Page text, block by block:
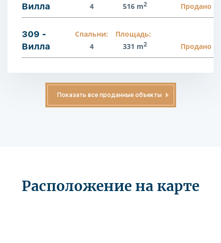
Вилла
4
516 m2 Продано
309 -
Вилла
Спальни:
4
Площадь:
331 m2 Продано
Показать все проданные объекты
Расположение на карте